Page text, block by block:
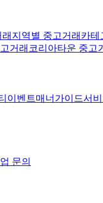
지역별 중고거래 카테
거래 코리아타운 중고
이벤트매너가이드서
문의